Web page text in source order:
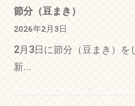
節分（豆まき）
2026年2月3日
2月3日に節分（豆まき）を
新...